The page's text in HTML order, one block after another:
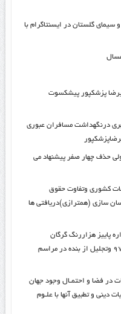
گلستان در ایسنتاگرام با
پزشکپور پیشکسوت
درنگهداشت مسافران عبوری
حذف چهار صفر پیشنهاد می
کشوری وتفاوت حقوق
سازی (همترازی)دریافتی ها
پاییز هزاررنگ گرگان
درمراسم افتتاحیه سومین سال آن۷آذر۹۷ وتجلیل از بنده در مراسم
در فضا و احتمـال وجود جهان
دینی و تطبیق آنها با علـوم